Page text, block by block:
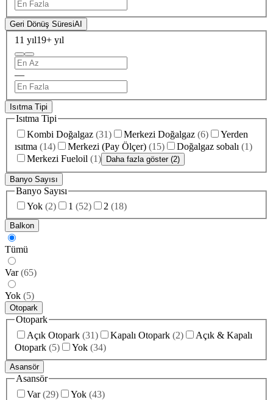
Geri Dönüş SüresiAI
11 yıl19+ yıl
—
Isıtma Tipi
Isıtma Tipi
Kombi Doğalgaz (31) Merkezi Doğalgaz (6)
Yerden
ısıtma (14) Merkezi (Pay Ölçer) (15) Doğalgaz sobalı (1)
Merkezi Fueloil (1) Daha fazla göster (2)
Banyo Sayısı
Banyo Sayısı
Yok (2) 1 (52) 2 (18)
Balkon
Tümü
Var (65)
Yok (5)
Otopark
Otopark
Açık Otopark (31) Kapalı Otopark (2)
Açık & Kapalı
Otopark (5) Yok (34)
Asansör
Asansör
Var (29) Yok (43)